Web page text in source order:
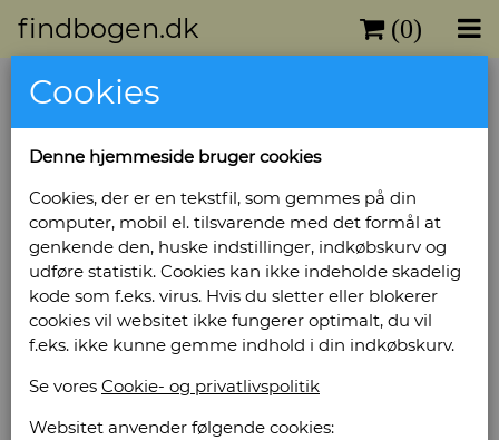
findbogen.dk (0)
Vis/skjul udvidet muligheder
Fritekst søgning
Søg Nulstil
Filtre: Akademisk Antikvariat
Viser 50437-50486 af 51375 titler
Næste
Første Forrige Sidste
Cookies
Denne hjemmeside bruger cookies
Cookies, der er en tekstfil, som gemmes på din
computer, mobil el. tilsvarende med det formål at
genkende den, huske indstillinger, indkøbskurv og
udføre statistik. Cookies kan ikke indeholde skadelig
kode som f.eks. virus. Hvis du sletter eller blokerer
cookies vil websitet ikke fungerer optimalt, du vil
f.eks. ikke kunne gemme indhold i din indkøbskurv.
Se vores Cookie- og privatlivspolitik
Websitet anvender følgende cookies: